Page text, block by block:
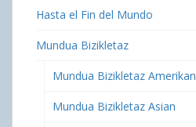
Hasta el Fin del Mundo
Mundua Bizikletaz
Mundua Bizikletaz Amerikan
Mundua Bizikletaz Asian